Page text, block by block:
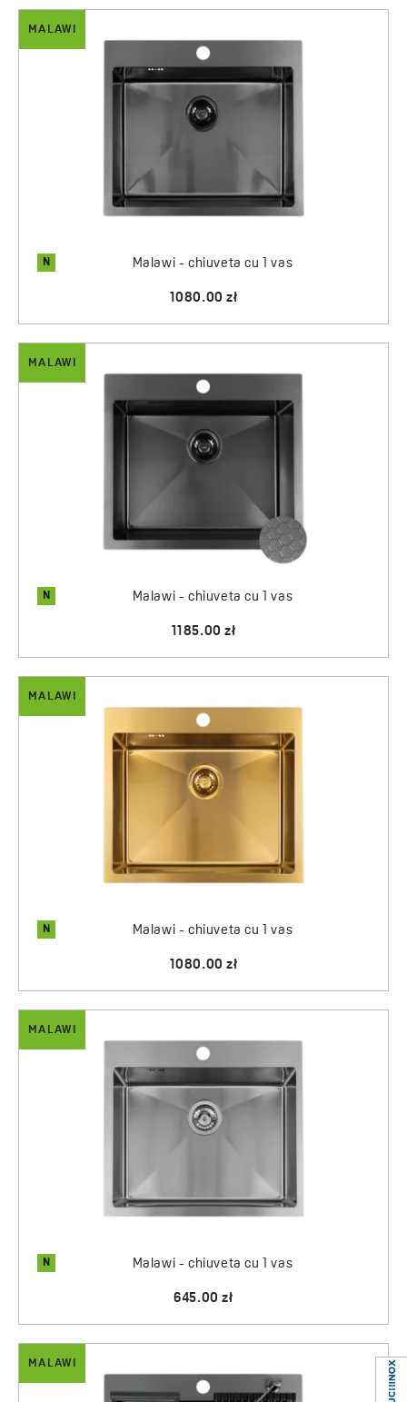
MALAWI
N Malawi - chiuveta cu 1 vas
1080.00 zł
MALAWI
N Malawi - chiuveta cu 1 vas
1185.00 zł
MALAWI
N Malawi - chiuveta cu 1 vas
1080.00 zł
MALAWI
N Malawi - chiuveta cu 1 vas
645.00 zł
MALAWI